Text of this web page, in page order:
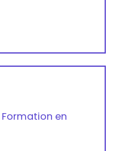
Formation en